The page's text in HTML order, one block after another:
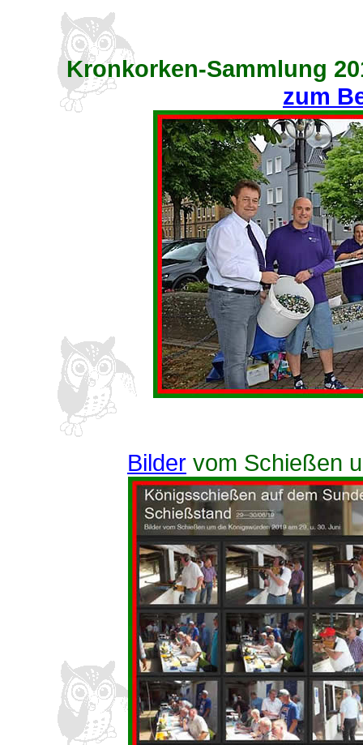
Kronkorken-Sammlung
zum
Bilder vom Schießen